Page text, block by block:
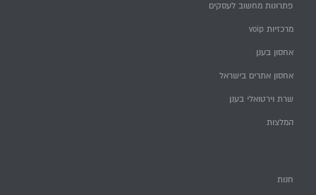
פתרונות מחשוב לעסקים
מרכזיות voip
אחסון בענן
אחסון אתרים בישראל
שרת וירטואלי בענן
המלצות
חנות